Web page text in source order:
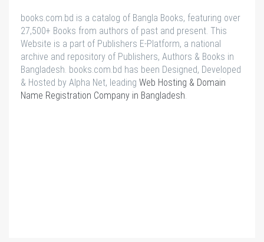
books.com.bd is a catalog of Bangla Books, featuring over
27,500+ Books from authors of past and present. This
Website is a part of Publishers E-Platform, a national
archive and repository of Publishers, Authors & Books in
Bangladesh. books.com.bd has been Designed, Developed
& Hosted by Alpha Net, leading Web Hosting & Domain
Name Registration Company in Bangladesh